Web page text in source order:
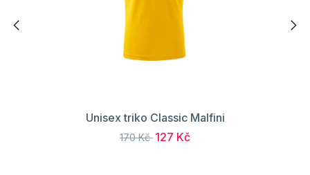
Unisex triko Classic Malfini
170 Kč 127 Kč